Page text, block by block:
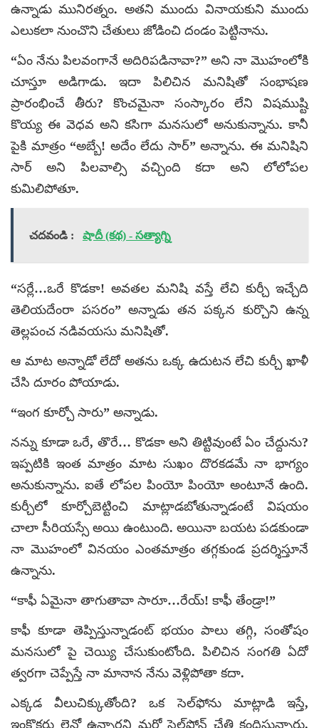
ఉన్నాడు మునిరత్నం. అతని ముందు వినాయకుని ముందు
ఎలుకలా నుంచొని చేతులు జోడించి దండం పెట్టినాను.
“ఏం నేను పిలవంగానే అదిరిపడినావా?” అని నా మొహంలోకి
చూస్తూ అడిగాడు. ఇదా పిలిచిన మనిషితో సంభాషణ
ప్రారంభించే తీరు? కొంచమైనా సంస్కారం లేని విషముష్టి
కొయ్య ఈ వెధవ అని కసిగా మనసులో అనుకున్నాను. కానీ
పైకి మాత్రం “అబ్బే! అదేం లేదు సార్” అన్నాను. ఈ మనిషిని
సార్ అని పిలవాల్సి వచ్చింది కదా అని లోలోపల
కుమిలిపోతూ.
చదవండి : షాదీ (కథ) - సత్యాగ్ని
“సర్లే…ఒరే కొడకా! అవతల మనిషి వస్తే లేచి కుర్చీ ఇచ్చేది
తెలియదేంరా పసరం” అన్నాడు తన పక్కన కుర్చొని ఉన్న
తెల్లపంచ నడివయసు మనిషితో.
ఆ మాట అన్నాడో లేదో అతను ఒక్క ఉదుటన లేచి కుర్చీ ఖాళీ
చేసి దూరం పోయాడు.
“ఇంగ కూర్చో సారు” అన్నాడు.
నన్ను కూడా ఒరే, తొరే… కొడకా అని తిట్టివుంటే ఏం చేద్దును?
ఇప్పటికి ఇంత మాత్రం మాట సుఖం దొరకడమే నా భాగ్యం
అనుకున్నాను. ఐతే లోపల పింయో పింయో అంటూనే ఉంది.
కుర్చీలో కూర్చోబెట్టించి మాట్లాడబోతున్నాడంటే విషయం
చాలా సీరియస్సే అయి ఉంటుంది. అయినా బయట పడకుండా
నా మొహంలో వినయం ఎంతమాత్రం తగ్గకుండ ప్రదర్శిస్తూనే
ఉన్నాను.
“కాఫీ ఏమైనా తాగుతావా సారూ…రేయ్! కాఫీ తేండ్రా!”
కాఫీ కూడా తెప్పిస్తున్నాడంట్ భయం పాలు తగ్గి, సంతోషం
మనసులో పై చెయ్యి చేసుకుంటోంది. పిలిచిన సంగతి ఏదో
త్వరగా చెప్పేస్తే నా మానాన నేను వెళ్లిపోతా కదా.
ఎక్కడ వీలుచిక్కుతోంది? ఒక సెల్‌ఫోను మాట్లాడి ఇస్తే,
ఇంకొకరు లైన్లో ఉన్నారని మరో సెల్‌ఫోన్ చేతి కందిస్తున్నారు.